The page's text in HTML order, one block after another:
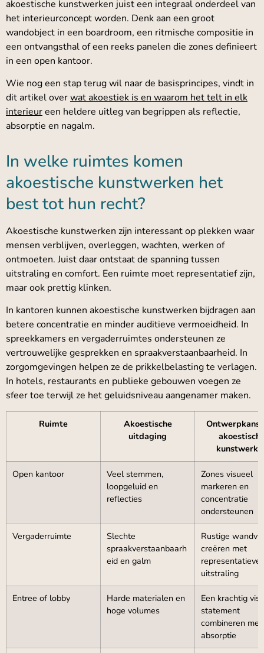
akoestische kunstwerken juist een integraal onderdeel van
het interieurconcept worden. Denk aan een groot
wandobject in een boardroom, een ritmische compositie in
een ontvangsthal of een reeks panelen die zones definieert
in een open kantoor.
Wie nog een stap terug wil naar de basisprincipes, vindt in
dit artikel overwat akoestiek is en waarom het telt in elk
interieureen heldere uitleg van begrippen als reflectie,
absorptie en nagalm.
In welke ruimtes komen
akoestische kunstwerken het
best tot hun recht?
Akoestische kunstwerken zijn interessant op plekken waar
mensen verblijven, overleggen, wachten, werken of
ontmoeten. Juist daar ontstaat de spanning tussen
uitstraling en comfort. Een ruimte moet representatief zijn,
maar ook prettig klinken.
In kantoren kunnen akoestische kunstwerken bijdragen aan
betere concentratie en minder auditieve vermoeidheid. In
spreekkamers en vergaderruimtes ondersteunen ze
vertrouwelijke gesprekken en spraakverstaanbaarheid. In
zorgomgevingen helpen ze de prikkelbelasting te verlagen.
In hotels, restaurants en publieke gebouwen voegen ze
sfeer toe terwijl ze het geluidsniveau aangenamer maken.
Ruimte
Akoestische
uitdaging
Ontwerpkans
Open kantoor
Veel stemmen,
loopgeluid en
reflecties
Zones visueel
markeren en
concentratie
ondersteunen
Vergaderruimte
Slechte
spraakverstaanbaarh
eid en galm
Rustige
creëren met
representatieve
uitstraling
Entree of lobby
Harde materialen en
hoge volumes
Een krachtig
statement
combineren met
absorptie